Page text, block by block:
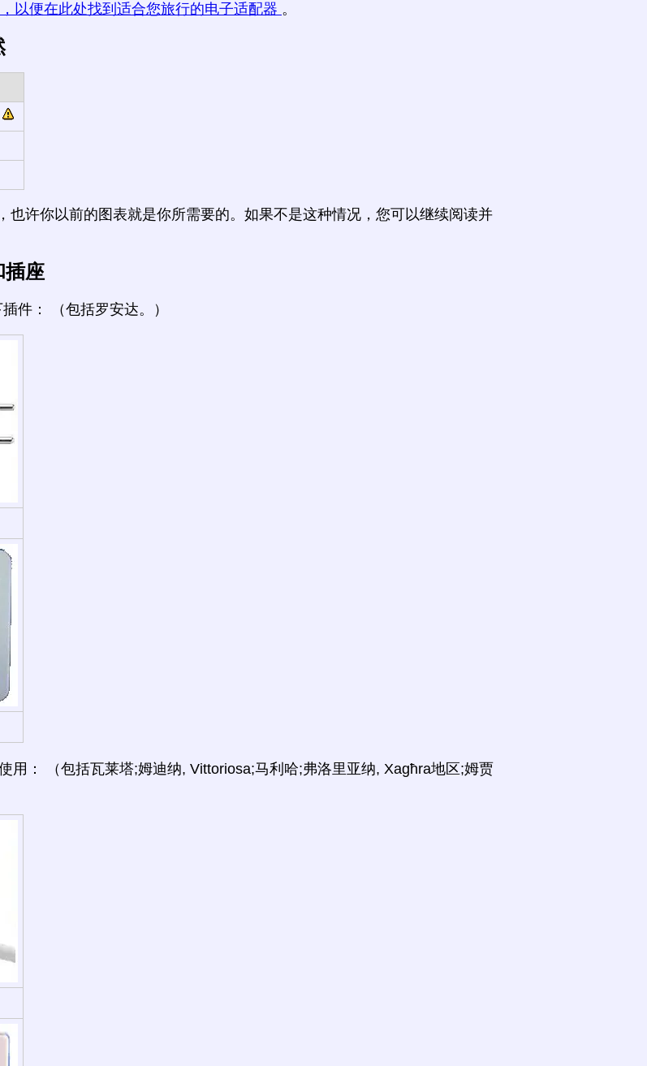
以便在此处找到适合您旅行的电子适配器 。
也许你以前的图表就是你所需要的。如果不是这种情况，您可以继续阅读并
插座
件： （包括罗安达。）
用： （包括瓦莱塔;姆迪纳, Vittoriosa;马利哈;弗洛里亚纳, Xagħra地区;姆贾